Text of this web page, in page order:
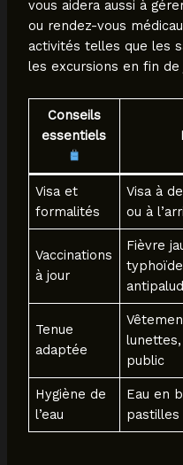
vous aidera aussi à
ou rendez-vous
activités telles que les
les excursions en fin de
Conseils
essentiels
Visa et
formalités
Visa à
ou à
Vaccinations
à jour
Fièvre
Tenue
adaptée
public
Hygiène de
l’eau
Eau en